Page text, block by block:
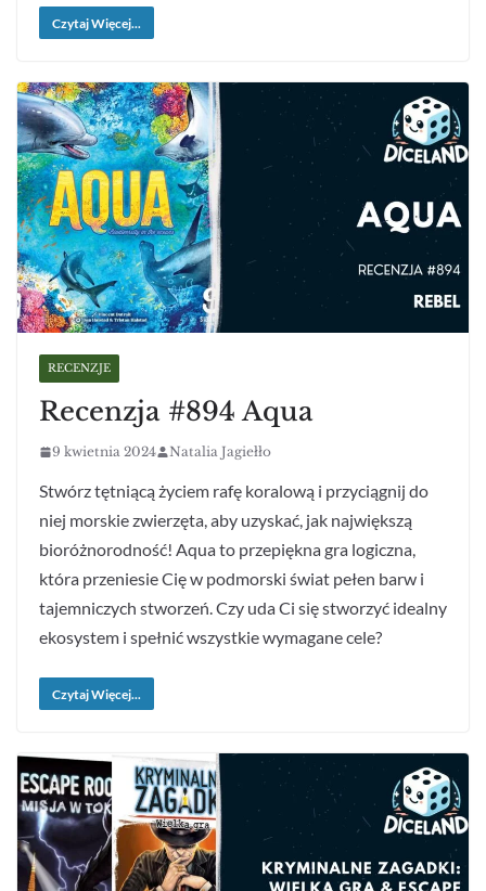
Czytaj Więcej...
RECENZJE
Recenzja #894 Aqua
9 kwietnia 2024 Natalia Jagiełło
Stwórz tętniącą życiem rafę koralową i przyciągnij do
niej morskie zwierzęta, aby uzyskać, jak największą
bioróżnorodność! Aqua to przepiękna gra logiczna,
która przeniesie Cię w podmorski świat pełen barw i
tajemniczych stworzeń. Czy uda Ci się stworzyć idealny
ekosystem i spełnić wszystkie wymagane cele?
Czytaj Więcej...